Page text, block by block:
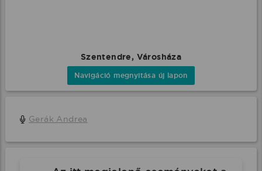
Szentendre, Városháza
Navigáció megnyitása új lapon
Gerák Andrea